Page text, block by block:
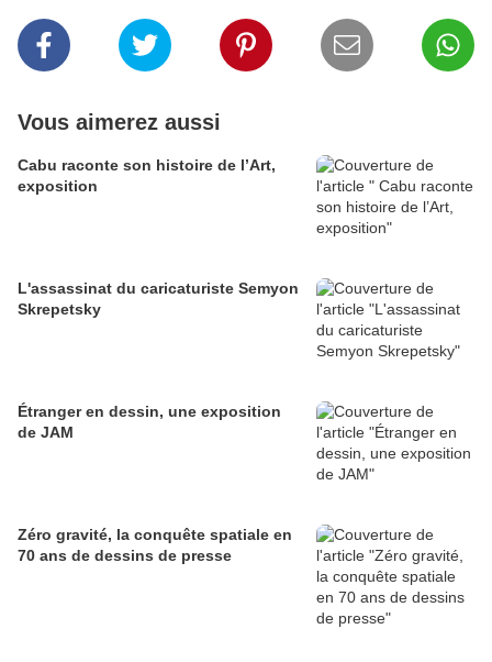
Vous aimerez aussi
Cabu raconte son histoire de l’Art,
exposition
L'assassinat du caricaturiste Semyon
Skrepetsky
Étranger en dessin, une exposition
de JAM
Zéro gravité, la conquête spatiale en
70 ans de dessins de presse